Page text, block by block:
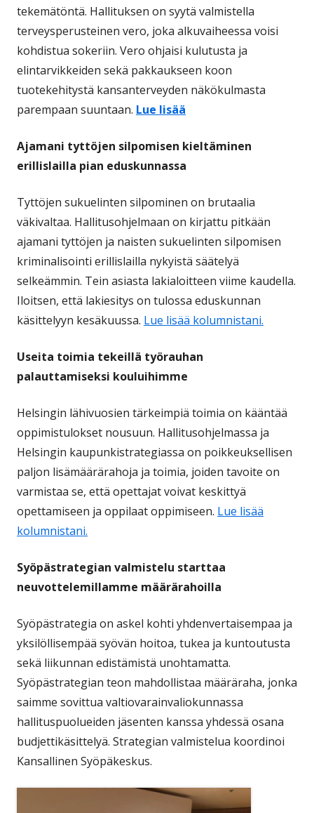
tekemätöntä. Hallituksen on syytä valmistella
terveysperusteinen vero, joka alkuvaiheessa voisi
kohdistua sokeriin. Vero ohjaisi kulutusta ja
elintarvikkeiden sekä pakkaukseen koon
tuotekehitystä kansanterveyden näkökulmasta
parempaan suuntaan. Lue lisää
Ajamani tyttöjen silpomisen kieltäminen
erillislailla pian eduskunnassa
Tyttöjen sukuelinten silpominen on brutaalia
väkivaltaa. Hallitusohjelmaan on kirjattu pitkään
ajamani tyttöjen ja naisten sukuelinten silpomisen
kriminalisointi erillislailla nykyistä säätelyä
selkeämmin. Tein asiasta lakialoitteen viime kaudella.
Iloitsen, että lakiesitys on tulossa eduskunnan
käsittelyyn kesäkuussa. Lue lisää kolumnistani.
Useita toimia tekeillä työrauhan
palauttamiseksi kouluihimme
Helsingin lähivuosien tärkeimpiä toimia on kääntää
oppimistulokset nousuun. Hallitusohjelmassa ja
Helsingin kaupunkistrategiassa on poikkeuksellisen
paljon lisämäärärahoja ja toimia, joiden tavoite on
varmistaa se, että opettajat voivat keskittyä
opettamiseen ja oppilaat oppimiseen. Lue lisää
kolumnistani.
Syöpästrategian valmistelu starttaa
neuvottelemillamme määrärahoilla
Syöpästrategia on askel kohti yhdenvertaisempaa ja
yksilöllisempää syövän hoitoa, tukea ja kuntoutusta
sekä liikunnan edistämistä unohtamatta.
Syöpästrategian teon mahdollistaa määräraha, jonka
saimme sovittua valtiovarainvaliokunnassa
hallituspuolueiden jäsenten kanssa yhdessä osana
budjettikäsittelyä. Strategian valmistelua koordinoi
Kansallinen Syöpäkeskus.